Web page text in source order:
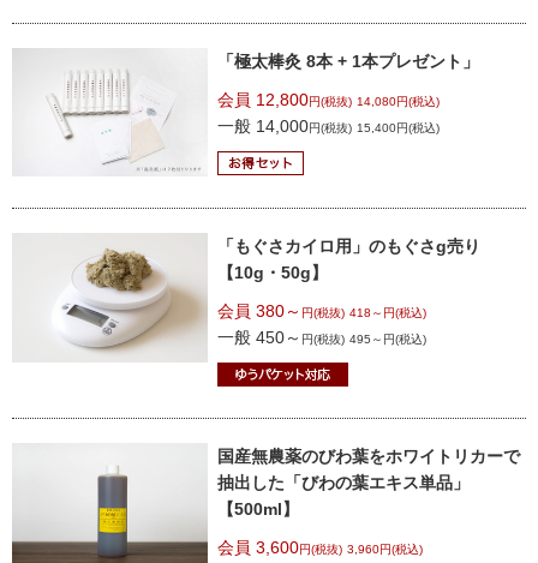
「極太棒灸 8本 + 1本プレゼント」
会員 12,800円(税抜) 14,080円(税込)
一般 14,000円(税抜) 15,400円(税込)
「もぐさカイロ用」のもぐさg売り
【10g・50g】
会員 380～ 円(税抜) 418～円(税込)
一般 450～ 円(税抜) 495～円(税込)
国産無農薬のびわ葉をホワイトリカーで
抽出した 「びわの葉エキス単品」
【500ml】
会員 3,600円(税抜) 3,960円(税込)